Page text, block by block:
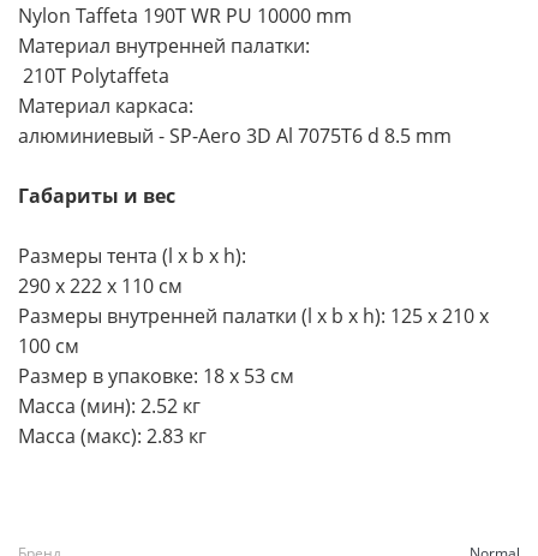
Nylon Taffeta 190T WR PU 10000 mm
Материал внутренней палатки:
210T Polytaffeta
Материал каркаса:
алюминиевый - SP-Aero 3D Al 7075T6 d 8.5 mm
Габариты и вес
Размеры тента (l x b x h):
290 х 222 х 110 см
Размеры внутренней палатки (l x b x h): 125 x 210 x
100 см
Размер в упаковке: 18 x 53 см
Масса (мин): 2.52 кг
Масса (макс): 2.83 кг